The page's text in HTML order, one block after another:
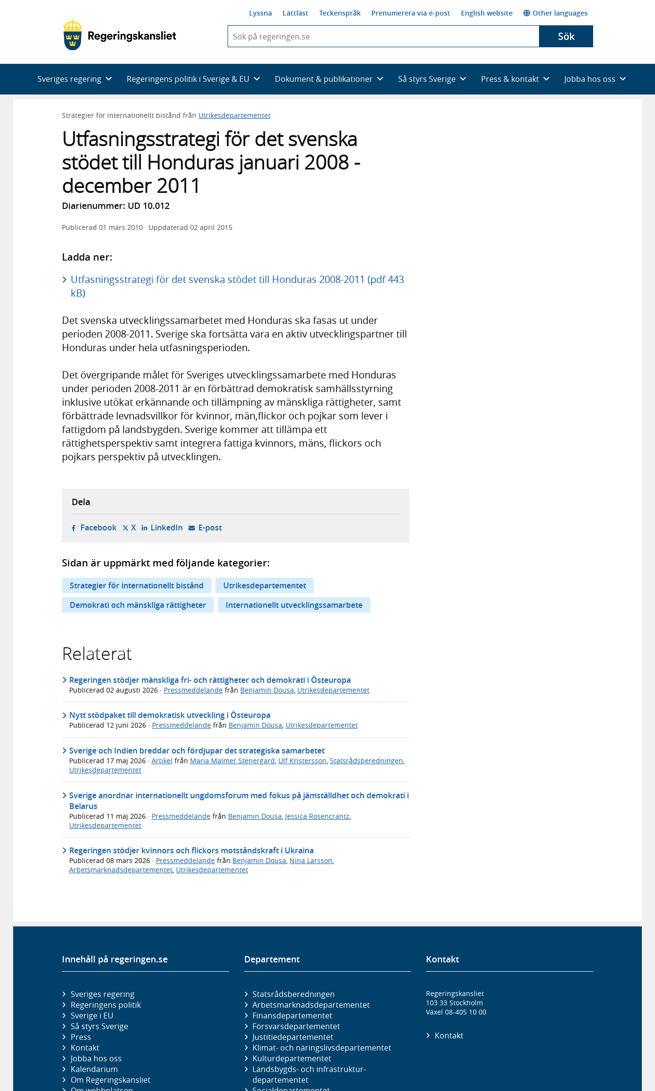
Lyssna Lättläst Teckenspråk Prenumerera via e-post English website Other languages
du
skriva
framträder
en
med
Sök
Sveriges regering Regeringens politik i Sverige & EU Dokument & publikationer Så styrs Sverige Press & kontakt Jobba hos oss
Strategier för internationellt bistånd från Utrikesdepartementet
Utfasningsstrategi för det svenska
stödet till Honduras januari 2008 -
december 2011
Diarienummer: UD 10.012
Publicerad 01 mars 2010 Uppdaterad 02 april 2015
Ladda ner:
Utfasningsstrategi för det svenska stödet till Honduras 2008-2011 (pdf 443
kB)
Det svenska utvecklingssamarbetet med Honduras ska fasas ut under
perioden 2008-2011. Sverige ska fortsätta vara en aktiv utvecklingspartner till
Honduras under hela utfasningsperioden.
Det övergripande målet för Sveriges utvecklingssamarbete med Honduras
under perioden 2008-2011 är en förbättrad demokratisk samhällsstyrning
inklusive utökat erkännande och tillämpning av mänskliga rättigheter, samt
förbättrade levnadsvillkor för kvinnor, män,flickor och pojkar som lever i
fattigdom på landsbygden. Sverige kommer att tillämpa ett
rättighetsperspektiv samt integrera fattiga kvinnors, mäns, flickors och
pojkars perspektiv på utvecklingen.
Dela
Facebook- öppnas i ny flik, extern webbplats,
X- öppnas i ny flik, extern webbplats,
LinkedIn- öppnas i ny flik, extern webbplats,
E-post- öppnar din e-postklient,
Sidan är uppmärkt med följande kategorier:
Strategier för internationellt bistånd
Utrikesdepartementet
Demokrati och mänskliga rättigheter
Internationellt utvecklingssamarbete
Relaterat
Regeringen stödjer mänskliga fri- och rättigheter och demokrati i Östeuropa
Publicerad 02 augusti 2026 · Pressmeddelande från Benjamin Dousa Utrikesdepartementet
Nytt stödpaket till demokratisk utveckling i Östeuropa
Publicerad 12 juni 2026 · Pressmeddelande från Benjamin Dousa, Utrikesdepartementet
Sverige och Indien breddar och fördjupar det strategiska samarbetet
Publicerad 17 maj 2026 · Artikel från Maria Malmer Stenergard, Ulf Kristersson, Statsrådsberedningen,
Utrikesdepartementet
Sverige anordnar internationellt ungdomsforum med fokus på jämställdhet och demokrati i
Belarus
Publicerad 11 maj 2026 · Pressmeddelande från Benjamin Dousa Jessica Rosencrantz
Utrikesdepartementet
Regeringen stödjer kvinnors och flickors motståndskraft i Ukraina
Publicerad 08 mars 2026 · Pressmeddelande från Benjamin Dousa, Nina Larsson,
Arbetsmarknadsdepartementet, Utrikesdepartementet
Innehåll på regeringen.se
Sveriges regering
Regeringens politik
Sverige i EU
Så styrs Sverige
Press
Kontakt
Jobba hos oss
Kalendarium
Om Regeringskansliet
Departement
Statsrådsberedningen
Arbetsmarknads­departementet
Finans­departementet
Försvars­departementet
Justitie­departementet
Klimat- och näringslivs­departementet
Kultur­departementet
Landsbygds- och infrastruktur­
departementet
Kontakt
Regeringskansliet
103 33 Stockholm
Växel 08-405 10 00
Kontakt